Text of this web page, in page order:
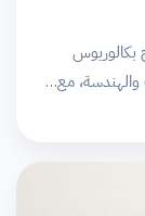
1949) تقدم برامج بكالوريوس
مع…